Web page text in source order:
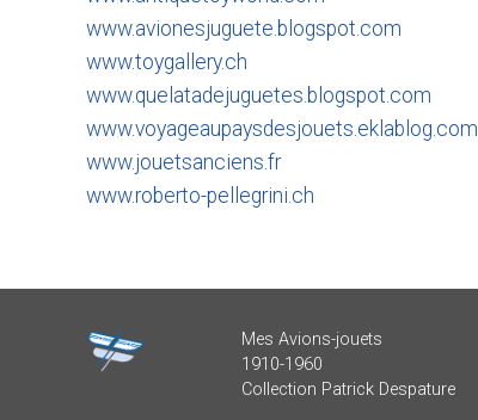
www.avionesjuguete.blogspot.com
www.toygallery.ch
www.quelatadejuguetes.blogspot.com
www.voyageaupaysdesjouets.eklablog.com
www.jouetsanciens.fr
www.roberto-pellegrini.ch
Mes Avions-jouets
1910-1960
Collection Patrick Despature